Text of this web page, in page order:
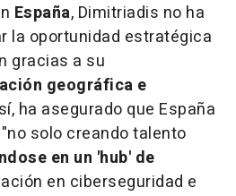
España, Dimitriadis no ha
la oportunidad estratégica
gracias a su
geográfica e
ha asegurado que España
solo creando talento
en un 'hub' de
en ciberseguridad e